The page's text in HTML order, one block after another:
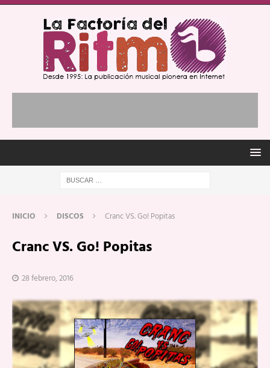
INICIO DISCOS Cranc VS. Go! Popitas
Cranc VS. Go! Popitas
28 febrero, 2016